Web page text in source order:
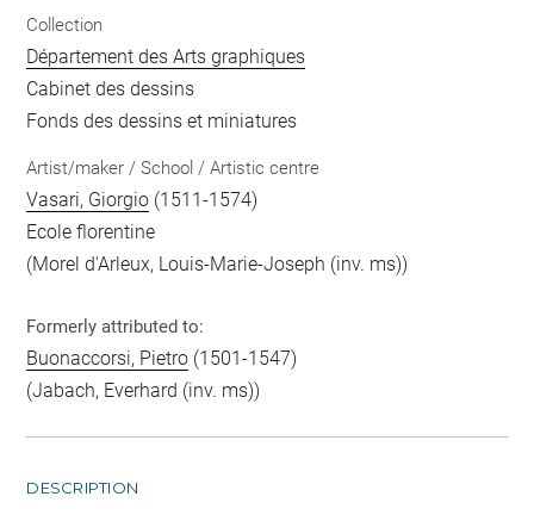
Collection
Département des Arts graphiques
Cabinet des dessins
Fonds des dessins et miniatures
Artist/maker / School / Artistic centre
Vasari, Giorgio (1511-1574)
Ecole florentine
(Morel d'Arleux, Louis-Marie-Joseph (inv. ms))
Formerly attributed to:
Buonaccorsi, Pietro (1501-1547)
(Jabach, Everhard (inv. ms))
DESCRIPTION